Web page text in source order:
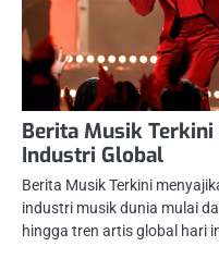
Berita Musik Terkini
Industri Global
Berita Musik Terkini
industri musik dunia mulai
hingga tren artis global hari